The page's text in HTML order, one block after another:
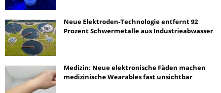
Neue Elektroden-Technologie entfernt 92
Prozent Schwermetalle aus Industrieabwasser
Medizin: Neue elektronische Fäden machen
medizinische Wearables fast unsichtbar